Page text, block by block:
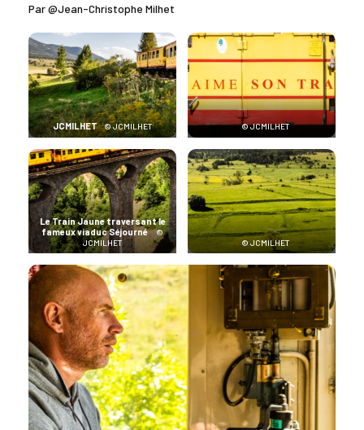
Par @Jean-Christophe Milhet
JCMILHET © JCMILHET © JCMILHET
Le Train Jaune traversant le
fameux viaduc Séjourné
©
JCMILHET
© JCMILHET